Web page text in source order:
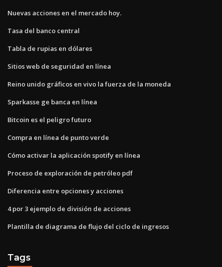
Nuevas acciones en el mercado hoy.
Tasa del banco central
Tabla de rupias en dólares
Sitios web de seguridad en línea
Reino unido gráficos en vivo la fuerza de la moneda
Sparkasse ge banca en línea
Bitcoin es el peligro futuro
Compra en línea de punto verde
Cómo activar la aplicación spotify en línea
Proceso de exploración de petróleo pdf
Diferencia entre opciones y acciones
4 por 3 ejemplo de división de acciones
Plantilla de diagrama de flujo del ciclo de ingresos
Tags